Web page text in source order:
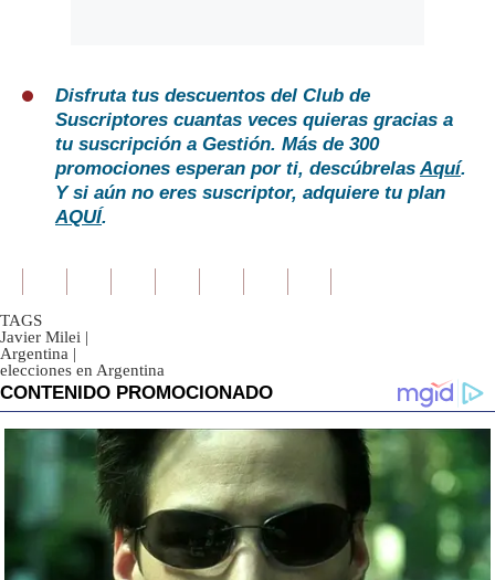
Disfruta tus descuentos del Club de
Suscriptores cuantas veces quieras gracias a
tu suscripción a Gestión. Más de 300
promociones esperan por ti, descúbrelasAquí.
Y si aún no eres suscriptor, adquiere tu plan
AQUÍ.
TAGS
Javier Milei |
Argentina |
elecciones en Argentina